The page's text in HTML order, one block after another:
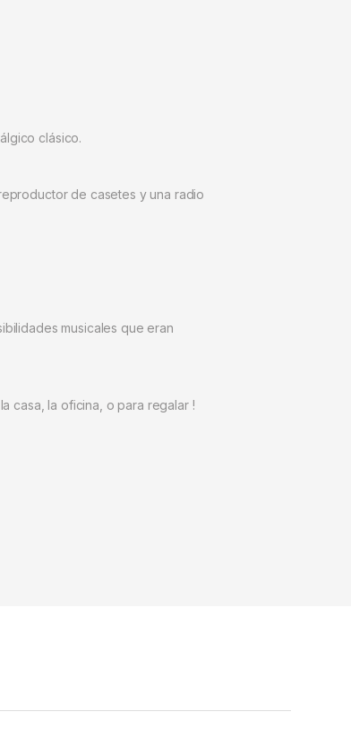
clásico.
de casetes y una radio
musicales que eran
casa, la oficina, o para regalar !